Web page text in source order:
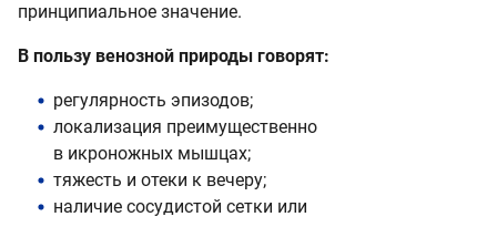
принципиальное значение.
В пользу венозной природы говорят:
регулярность эпизодов;
локализация преимущественно
в икроножных мышцах;
тяжесть и отеки к вечеру;
наличие сосудистой сетки или